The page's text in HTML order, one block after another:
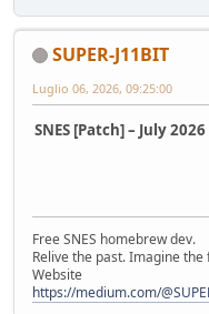
SUPER-J11BIT
Luglio 06, 2026, 09:25:00
SNES [Patch] – July
Free SNES homebrew dev.
Relive the past. Imagine the
Website
https://medium.com/